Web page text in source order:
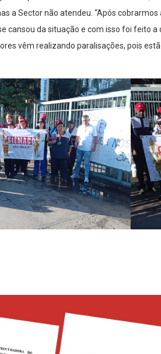
a Sector não atendeu. “Após
cansou da situação e com isso foi feito a
vêm realizando paralisações, pois